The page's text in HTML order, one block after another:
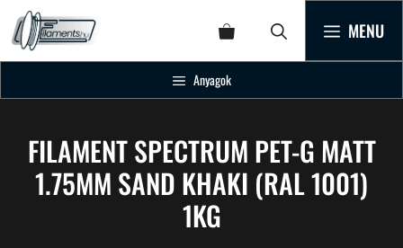
MENU
Anyagok
FILAMENT SPECTRUM PET-G MATT
1.75MM SAND KHAKI (RAL 1001)
1KG